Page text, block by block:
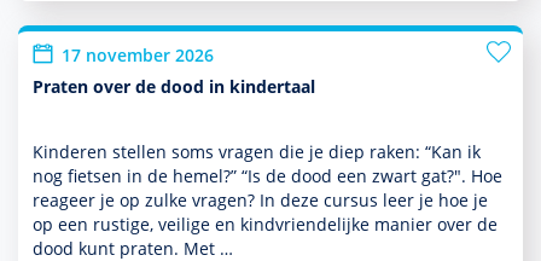
17 november 2026
Praten over de dood in kindertaal
Kinderen stellen soms vragen die je diep raken: “Kan ik
nog fietsen in de hemel?” “Is de dood een zwart gat?". Hoe
reageer je op zulke vragen? In deze cursus leer je hoe je
op een rustige, veilige en kindvriendelijke manier over de
dood kunt praten. Met …